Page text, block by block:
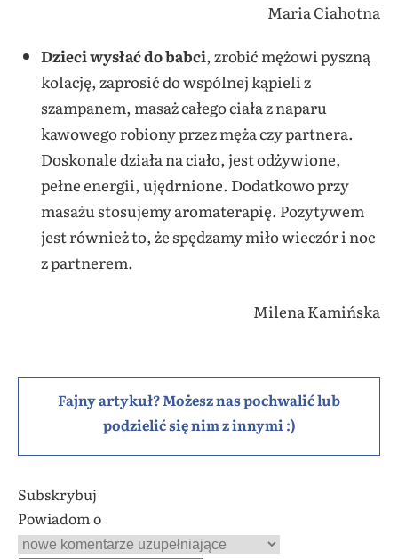
Maria Ciahotna
Dzieci wysłać do babci, zrobić mężowi pyszną
kolację, zaprosić do wspólnej kąpieli z
szampanem, masaż całego ciała z naparu
kawowego robiony przez męża czy partnera.
Doskonale działa na ciało, jest odżywione,
pełne energii, ujędrnione. Dodatkowo przy
masażu stosujemy aromaterapię. Pozytywem
jest również to, że spędzamy miło wieczór i noc
z partnerem.
Milena Kamińska
Fajny artykuł? Możesz nas pochwalić lub
podzielić się nim z innymi :)
Subskrybuj
Powiadom o